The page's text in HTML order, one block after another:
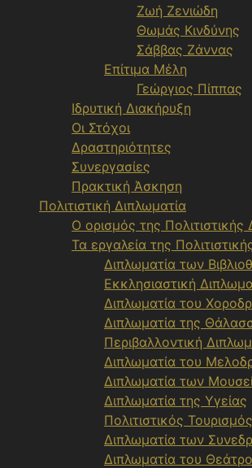
Ζωή Ζενιώδη
Θωμάς Κινδύνης
Σάββας Ζάννας
Επίτιμα Μέλη
Γεώργιος Πίππας
Ιδρυτική Διακήρυξη
Οι Στόχοι
Δραστηριότητες
Συνεργασίες
Πρακτική Άσκηση
Πολιτιστική Διπλωματία
Ο ορισμός της Πολιτιστικής
Τα εργαλεία της
Διπλωματία των
Εκκλησιαστική
Διπλωματία του
Διπλωματία της
Περιβαλλοντική
Διπλωματία του
Διπλωματία των
Διπλωματία της Υγείας
Πολιτιστικός Τουρισμός
Διπλωματία των
Διπλωματία του